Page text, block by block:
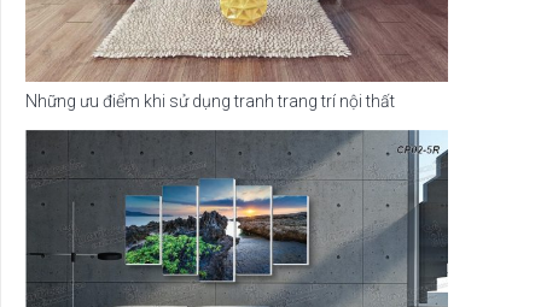
Những ưu điểm khi sử dụng tranh trang trí nội thất